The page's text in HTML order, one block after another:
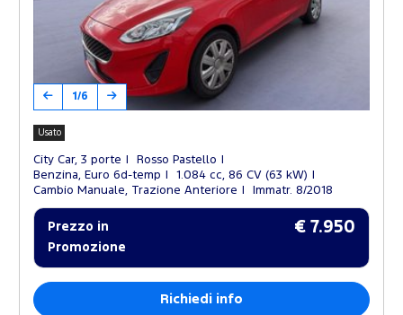
1/6
Usato
City Car, 3 porte
Rosso Pastello
Benzina, Euro 6d-temp
1.084 cc, 86 CV (63 kW)
Cambio Manuale, Trazione Anteriore
Immatr. 8/2018
Prezzo in
Promozione
€ 7.950
Richiedi info